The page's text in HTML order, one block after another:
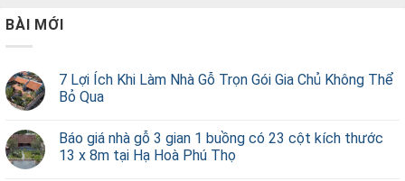
BÀI MỚI
7 Lợi Ích Khi Làm Nhà Gỗ Trọn Gói Gia Chủ Không Thể
Bỏ Qua
Báo giá nhà gỗ 3 gian 1 buồng có 23 cột kích thước
13 x 8m tại Hạ Hoà Phú Thọ